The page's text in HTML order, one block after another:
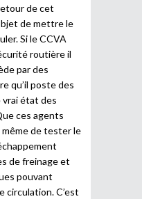
de cet
de mettre le
Si le CCVA
routière il
par des
qu’il poste des
état des
ces agents
même de tester le
de freinage et
pouvant
circulation. C’est